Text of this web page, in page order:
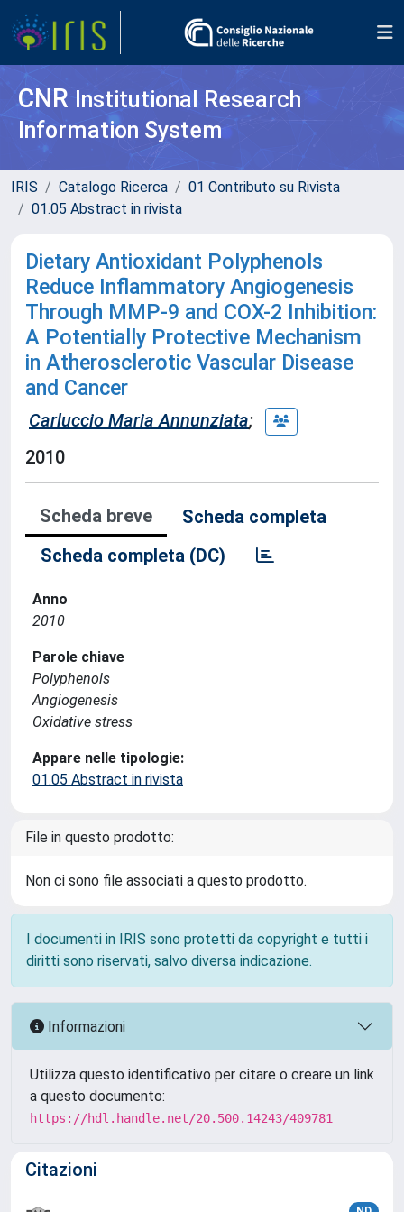
CNR Institutional Research
Information System
IRIS Catalogo Ricerca
01 Contributo su Rivista
01.05 Abstract in rivista
Dietary Antioxidant Polyphenols
Reduce Inflammatory Angiogenesis
Through MMP-9 and COX-2 Inhibition:
A Potentially Protective Mechanism
in Atherosclerotic Vascular Disease
and Cancer
Carluccio Maria Annunziata;
2010
Scheda breve
Scheda completa
Scheda completa (DC)
Anno
2010
Parole chiave
Polyphenols
Angiogenesis
Oxidative stress
Appare nelle tipologie:
01.05 Abstract in rivista
File in questo prodotto:
Non ci sono file associati a questo prodotto.
I documenti in IRIS sono protetti da copyright e tutti i
diritti sono riservati, salvo diversa indicazione.
Informazioni
Utilizza questo identificativo per citare o creare un link
a questo documento:
https://hdl.handle.net/20.500.14243/409781
Citazioni